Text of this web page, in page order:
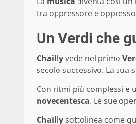
tra oppressore e
Un Verdi che
Chaillyvede nel primo
secolo successivo. La
Con ritmi più complessi e
novecentesca. Le sue
Chaillysottolinea come